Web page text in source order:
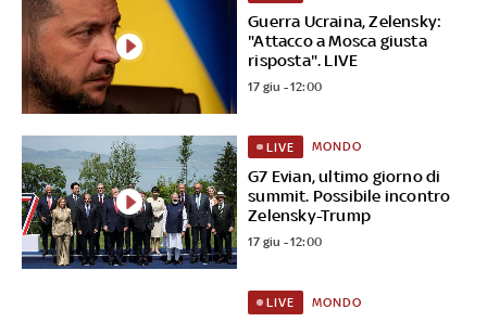
Guerra Ucraina, Zelensky:
"Attacco a Mosca giusta
risposta". LIVE
17 giu - 12:00
G7 Evian, ultimo giorno di
summit. Possibile incontro
Zelensky-Trump
LIVE MONDO
17 giu - 12:00
LIVE MONDO